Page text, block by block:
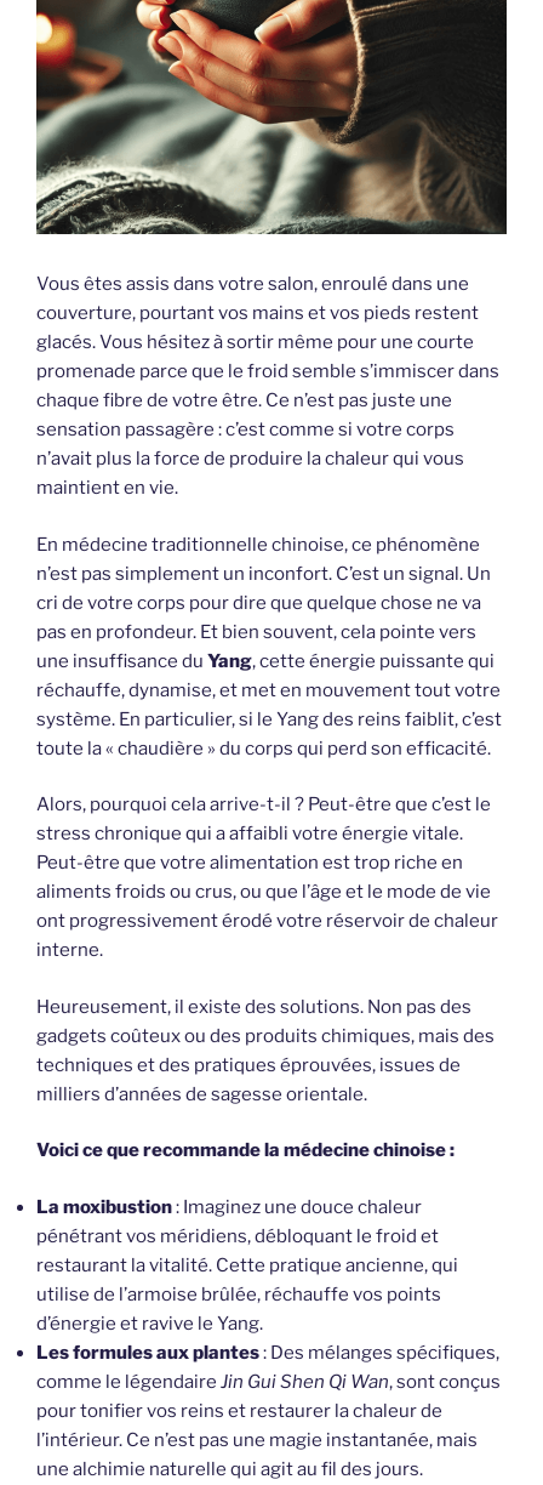
Vous êtes assis dans votre salon, enroulé dans une
couverture, pourtant vos mains et vos pieds restent
glacés. Vous hésitez à sortir même pour une courte
promenade parce que le froid semble s’immiscer dans
chaque fibre de votre être. Ce n’est pas juste une
sensation passagère : c’est comme si votre corps
n’avait plus la force de produire la chaleur qui vous
maintient en vie.
En médecine traditionnelle chinoise, ce phénomène
n’est pas simplement un inconfort. C’est un signal. Un
cri de votre corps pour dire que quelque chose ne va
pas en profondeur. Et bien souvent, cela pointe vers
une insuffisance du Yang, cette énergie puissante qui
réchauffe, dynamise, et met en mouvement tout votre
système. En particulier, si le Yang des reins faiblit, c’est
toute la « chaudière » du corps qui perd son efficacité.
Alors, pourquoi cela arrive-t-il ? Peut-être que c’est le
stress chronique qui a affaibli votre énergie vitale.
Peut-être que votre alimentation est trop riche en
aliments froids ou crus, ou que l’âge et le mode de vie
ont progressivement érodé votre réservoir de chaleur
interne.
Heureusement, il existe des solutions. Non pas des
gadgets coûteux ou des produits chimiques, mais des
techniques et des pratiques éprouvées, issues de
milliers d’années de sagesse orientale.
Voici ce que recommande la médecine chinoise :
La moxibustion: Imaginez une douce chaleur
pénétrant vos méridiens, débloquant le froid et
restaurant la vitalité. Cette pratique ancienne, qui
utilise de l’armoise brûlée, réchauffe vos points
d’énergie et ravive le Yang.
Les formules aux plantes: Des mélanges spécifiques,
comme le légendaire Jin Gui Shen Qi Wan, sont conçus
pour tonifier vos reins et restaurer la chaleur de
l’intérieur. Ce n’est pas une magie instantanée, mais
une alchimie naturelle qui agit au fil des jours.